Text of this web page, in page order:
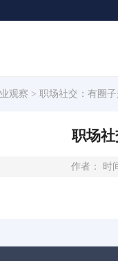
观察 > 职场社交：有圈
职场
作者： 时